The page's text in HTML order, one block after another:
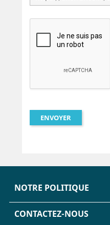
NOTRE POLITIQUE
CONTACTEZ-NOUS